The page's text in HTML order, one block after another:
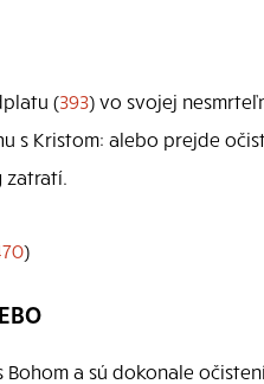
(393) vo svojej
s Kristom: alebo prejde
)
a sú dokonale